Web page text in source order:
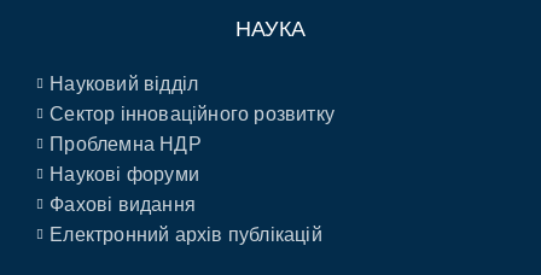
НАУКА
Науковий відділ
Сектор інноваційного розвитку
Проблемна НДР
Наукові форуми
Фахові видання
Електронний архів публікацій